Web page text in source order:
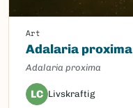
Art
Adalaria proxima
Adalaria proxima
LC Livskraftig